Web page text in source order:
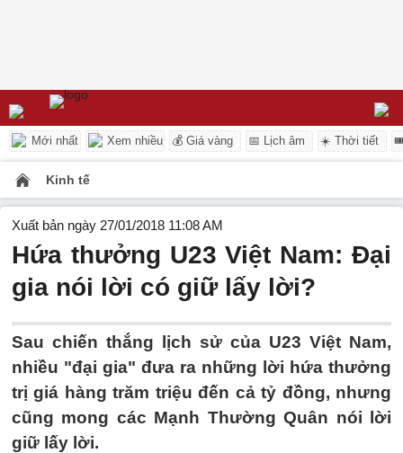
Mới nhất Xem nhiều 💰 Giá vàng 📅 Lịch âm ☀️ Thời tiết
Kinh tế
Xuất bản ngày 27/01/2018 11:08 AM
Hứa thưởng U23 Việt Nam: Đại
gia nói lời có giữ lấy lời?
Sau chiến thắng lịch sử của U23 Việt Nam,
nhiều "đại gia" đưa ra những lời hứa thưởng
trị giá hàng trăm triệu đến cả tỷ đồng, nhưng
cũng mong các Mạnh Thường Quân nói lời
giữ lấy lời.